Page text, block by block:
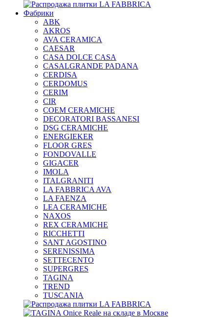
Фабрики
ABK
AKROS
AVA CERAMICA
CAESAR
CASA DOLCE CASA
CASALGRANDE PADANA
CERDISA
CERDOMUS
CERIM
CIR
COEM CERAMICHE
DECORATORI BASSANESI
DSG CERAMICHE
ENERGIEKER
FLOOR GRES
FONDOVALLE
GIGACER
IMOLA
ITALGRANITI
LA FABBRICA AVA
LA FAENZA
LEA CERAMICHE
NAXOS
REX CERAMICHE
RICCHETTI
SANT AGOSTINO
SERENISSIMA
SETTECENTO
SUPERGRES
TAGINA
TREND
TUSCANIA